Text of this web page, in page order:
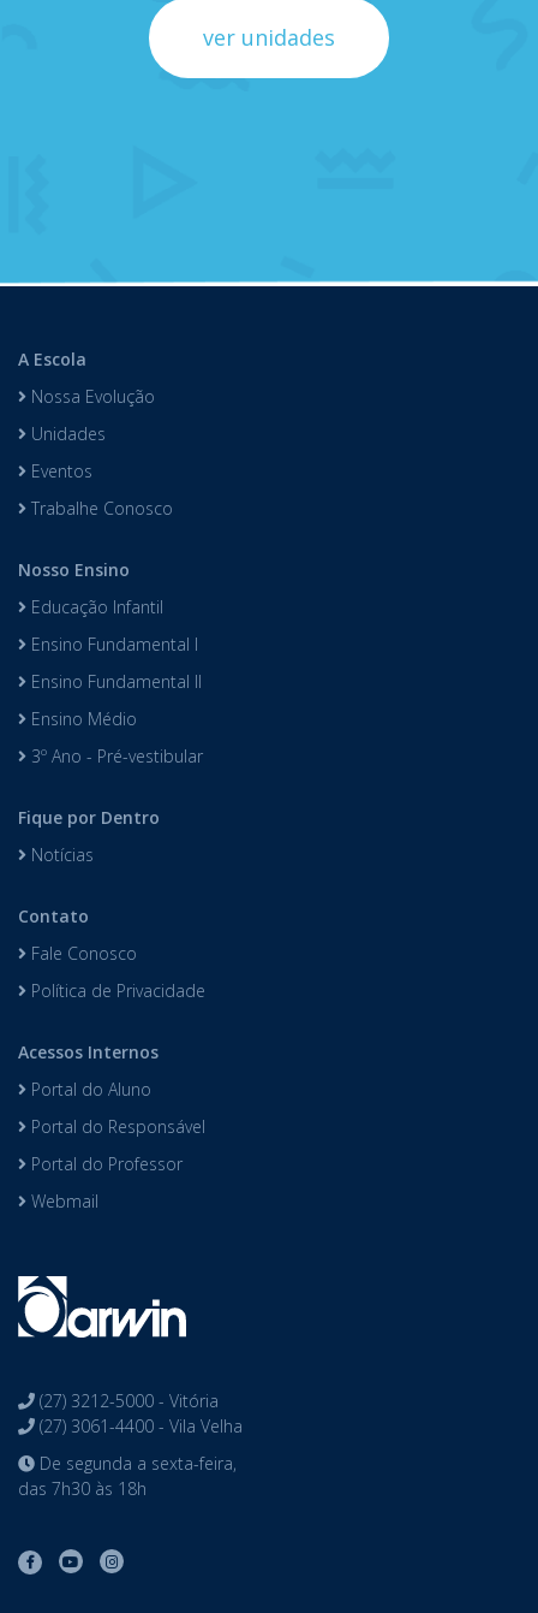
ver unidades
A Escola
Nossa Evolução
Unidades
Eventos
Trabalhe Conosco
Nosso Ensino
Educação Infantil
Ensino Fundamental I
Ensino Fundamental II
Ensino Médio
3º Ano - Pré-vestibular
Fique por Dentro
Notícias
Contato
Fale Conosco
Política de Privacidade
Acessos Internos
Portal do Aluno
Portal do Responsável
Portal do Professor
Webmail
(27) 3212-5000 - Vitória
(27) 3061-4400 - Vila Velha
De segunda a sexta-feira,
das 7h30 às 18h